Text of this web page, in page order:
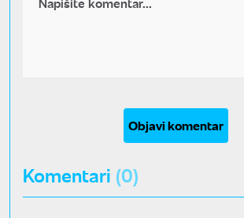
Objavi komentar
Komentari (0)